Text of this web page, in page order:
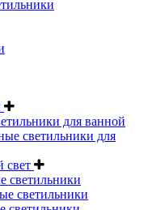
для ванной
светильники для
свет
светильники
светильники